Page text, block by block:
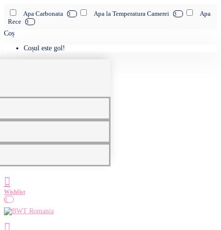
Apa Carbonata 3 Apa la Temperatura Camerei 3
Apa
Rece
3
Coș
Coșul este gol!
0